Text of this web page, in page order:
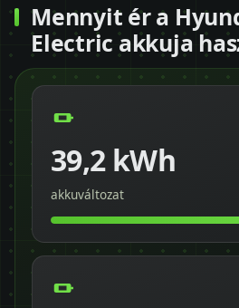
Mennyit ér a
Electric akkuja
39,2 kWh
akkuváltozat